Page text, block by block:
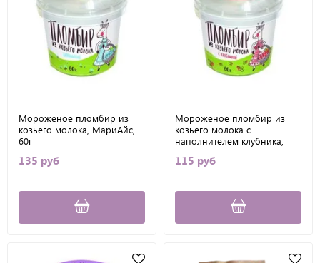
Мороженое пломбир из
козьего молока, МариАйс,
60г
135 руб
Мороженое пломбир из
козьего молока с
наполнителем клубника,
115 руб